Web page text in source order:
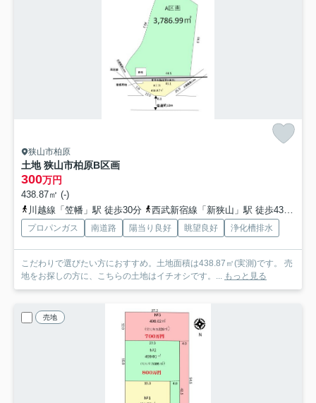
狭山市柏原
土地 狭山市柏原B区画
300万円
438.87㎡ (-)
川越線「笠幡」駅 徒歩30分
西武新宿線「新狭山」駅 徒歩43分
プロパンガス 南道路 陽当り良好 眺望良好 浄化槽排水
こだわりで選びたい方におすすめ。土地面積は438.87㎡(実測)です。 売
地をお探しの方に、こちらの土地はイチオシです。... もっと見る
売地